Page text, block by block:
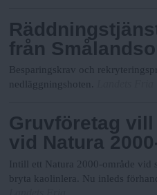
från
Besparingskrav och
nedläggningshoten.
Gruvföretag
vid Natura
Intill ett Natura 2000-område vid
bryta kaolinlera. Nu inleds